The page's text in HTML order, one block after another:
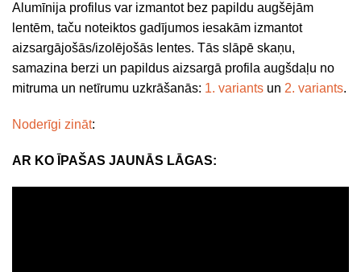
Alumīnija profilus var izmantot bez papildu augšējām
lentēm, taču noteiktos gadījumos iesakām izmantot
aizsargājošās/izolējošās lentes. Tās slāpē skaņu,
samazina berzi un papildus aizsargā profila augšdaļu no
mitruma un netīrumu uzkrāšanās: 1. variants un 2. variants.
Noderīgi zināt:
AR KO ĪPAŠAS JAUNĀS LĀGAS: